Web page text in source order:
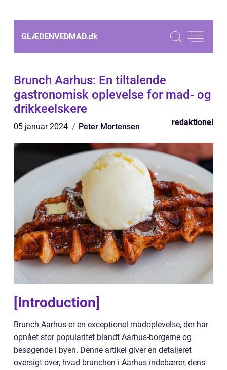
GLÆDENVEDMAD.dk
Brunch Aarhus: En tiltalende
gastronomisk oplevelse for mad- og
drikkeelskere
05 januar 2024 Peter Mortensen redaktionel
[Introduction]
Brunch Aarhus er en exceptionel madoplevelse, der har
opnået stor popularitet blandt Aarhus-borgerne og
besøgende i byen. Denne artikel giver en detaljeret
oversigt over, hvad brunchen i Aarhus indebærer, dens